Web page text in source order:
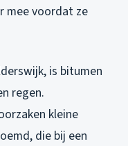
mee voordat ze
is bitumen
regen.
kleine
die bij een